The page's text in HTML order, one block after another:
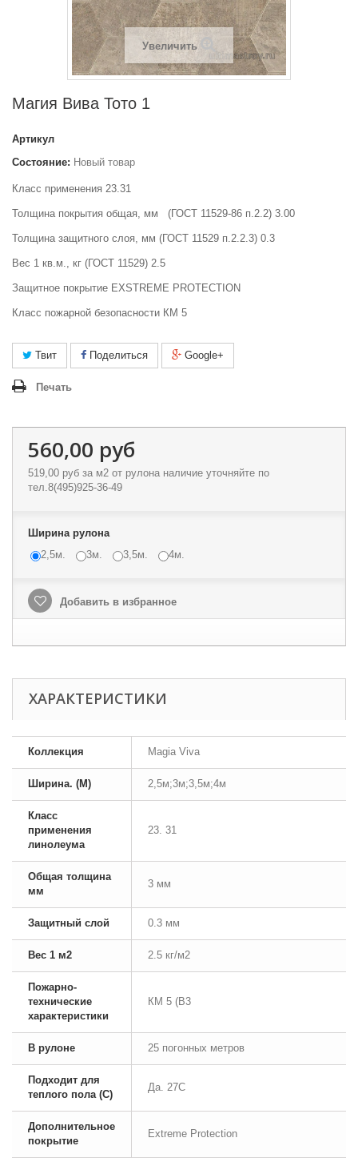
Увеличить
Магия Вива Тото 1
Артикул
Состояние: Новый товар
Класс применения 23.31
Толщина покрытия общая, мм (ГОСТ 11529-86 п.2.2) 3.00
Толщина защитного слоя, мм (ГОСТ 11529 п.2.2.3) 0.3
Вес 1 кв.м., кг (ГОСТ 11529) 2.5
Защитное покрытие EXSTREME PROTECTION
Класс пожарной безопасности КМ 5
Твит Поделиться Google+
Печать
560,00 руб
519,00 руб за м2 от рулона наличие уточняйте по
тел.8(495)925-36-49
Ширина рулона
2,5м.
3м. 3,5м. 4м.
Добавить в избранное
ХАРАКТЕРИСТИКИ
Коллекция Magia Viva
Ширина. (М) 2,5м;3м;3,5м;4м
Класс
применения
линолеума
23. 31
Общая толщина
мм
3 мм
Защитный слой 0.3 мм
Вес 1 м2 2.5 кг/м2
Пожарно-
технические
характеристики
КМ 5 (В3
В рулоне 25 погонных метров
Подходит для
теплого пола (С)
Да. 27С
Дополнительное
покрытие
Extreme Protection